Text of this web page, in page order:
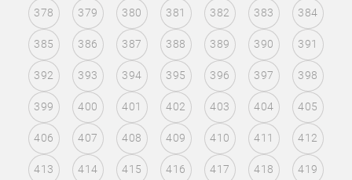
378 379 380 381 382 383 384
385 386 387 388 389 390 391
392 393 394 395 396 397 398
399 400 401 402 403 404 405
406 407 408 409 410 411 412
413 414 415 416 417 418 419